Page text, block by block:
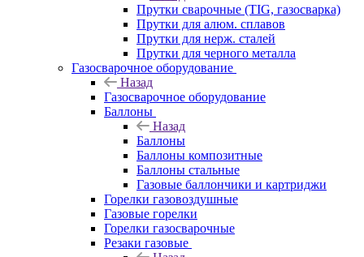
Прутки сварочные (TIG, газосварка)
Прутки для алюм. сплавов
Прутки для нерж. сталей
Прутки для черного металла
Газосварочное оборудование
Назад
Газосварочное оборудование
Баллоны
Назад
Баллоны
Баллоны композитные
Баллоны стальные
Газовые баллончики и картриджи
Горелки газовоздушные
Газовые горелки
Горелки газосварочные
Резаки газовые